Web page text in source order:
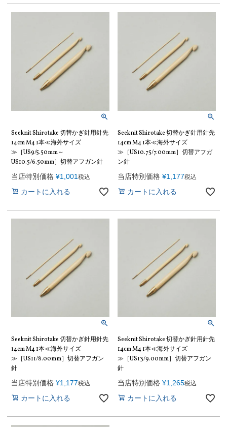
Seeknit Shirotake 切替かぎ針用針先
14cm M4 1本≪海外サイズ
≫［US9/5.50mm～
US10.5/6.50mm］切替アフガン針
当店特別価格 ¥1,001 税込
カートに入れる
Seeknit Shirotake 切替かぎ針用針先
14cm M4 1本≪海外サイズ
≫［US10.75/7.00mm］切替アフガ
ン針
当店特別価格 ¥1,177税込
カートに入れる
Seeknit Shirotake 切替かぎ針用針先
14cm M4 1本≪海外サイズ
≫［US11/8.00mm］切替アフガン
針
当店特別価格 ¥1,177税込
カートに入れる
Seeknit Shirotake 切替かぎ針用針先
14cm M4 1本≪海外サイズ
≫［US13/9.00mm］切替アフガン
針
当店特別価格 ¥1,265税込
カートに入れる